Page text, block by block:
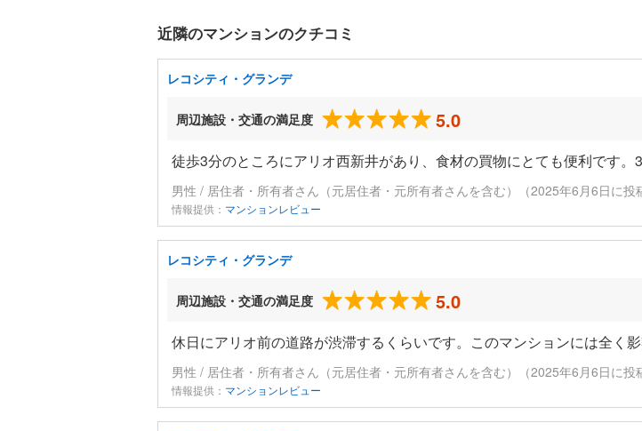
近隣のマンションのクチコミ
レコシティ・グランデ
周辺施設・交通の満足度 5.0
徒歩3分のところにアリオ西新井があり、食材の買物にとても便利です。
男性 / 居住者・所有者さん（元居住者・元所有者さんを含む）（2025年6月6日に投
情報提供： マンションレビュー
レコシティ・グランデ
周辺施設・交通の満足度 5.0
休日にアリオ前の道路が渋滞するくらいです。このマンションには全く影
男性 / 居住者・所有者さん（元居住者・元所有者さんを含む）（2025年6月6日に投
情報提供： マンションレビュー